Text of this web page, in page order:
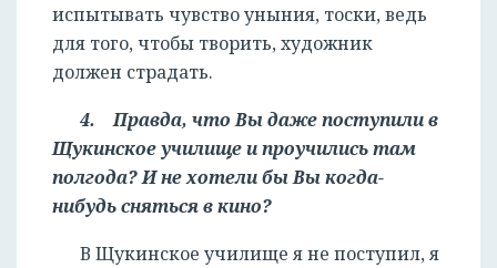
испытывать чувство уныния, тоски, ведь
для того, чтобы творить, художник
должен страдать.
4. Правда, что Вы даже поступили в
Щукинское училище и проучились там
полгода? И не хотели бы Вы когда-
нибудь сняться в кино?
В Щукинское училище я не поступил, я